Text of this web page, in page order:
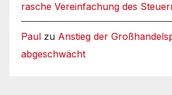
rasche Vereinfachung des
Paul zu Anstieg der
abgeschwächt